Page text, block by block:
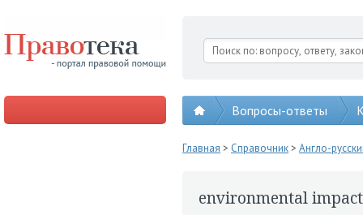
Вопросы-ответы
Главная > Справочник> Англо-
environmental